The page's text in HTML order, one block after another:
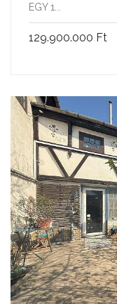
EGY 1...
129.900.000 Ft